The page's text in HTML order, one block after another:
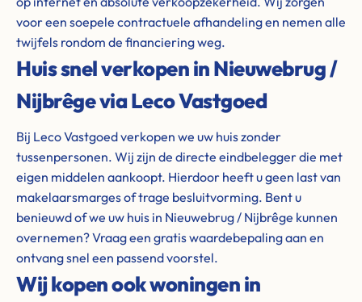
voor een soepele contractuele afhandeling en nemen alle
twijfels rondom de financiering weg.
Huis snel verkopen in Nieuwebrug /
Nijbrêge via Leco Vastgoed
Bij Leco Vastgoed verkopen we uw huis zonder
tussenpersonen. Wij zijn de directe eindbelegger die met
eigen middelen aankoopt. Hierdoor heeft u geen last van
makelaarsmarges of trage besluitvorming. Bent u
benieuwd of we uw huis in Nieuwebrug / Nijbrêge kunnen
overnemen? Vraag een gratis waardebepaling aan en
ontvang snel een passend voorstel.
Wij kopen ook woningen in